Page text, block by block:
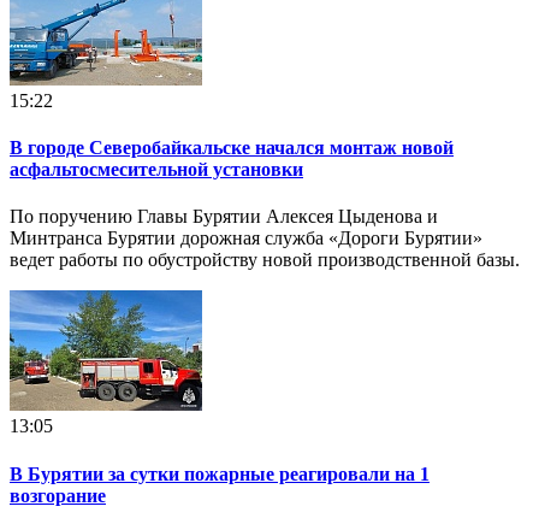
15:22
В городе Северобайкальске начался монтаж новой
асфальтосмесительной установки
По поручению Главы Бурятии Алексея Цыденова и
Минтранса Бурятии дорожная служба «Дороги Бурятии»
ведет работы по обустройству новой производственной базы.
13:05
В Бурятии за сутки пожарные реагировали на 1
возгорание